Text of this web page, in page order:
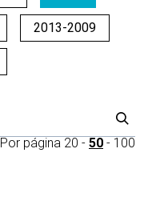
2013-2009
Por página 20 - 50 - 100